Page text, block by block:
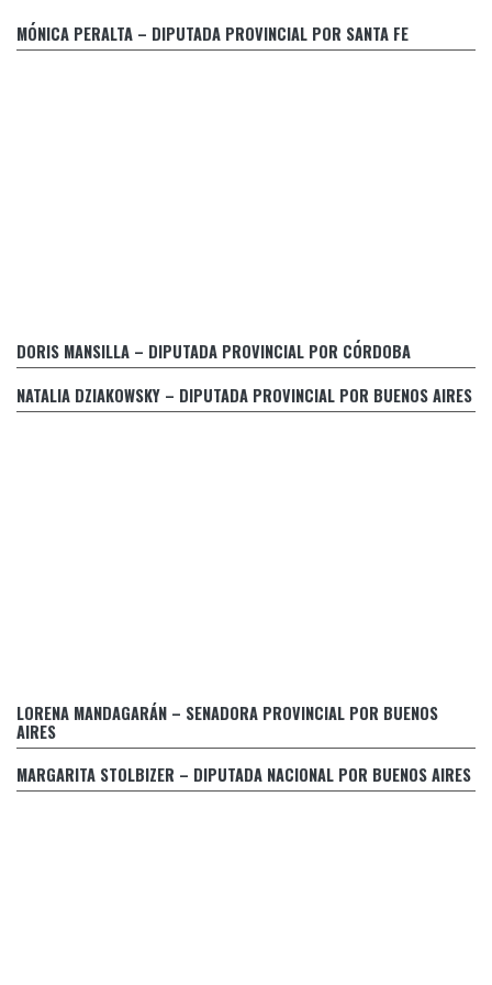
MÓNICA PERALTA – DIPUTADA PROVINCIAL POR SANTA FE
Evaluación de la Justicia Penal
DORIS MANSILLA – DIPUTADA PROVINCIAL POR CÓRDOBA
Declaración Partido GEN frente al juego de apuestas online
NATALIA DZIAKOWSKY – DIPUTADA PROVINCIAL POR BUENOS AIRES
El Gobierno bonaerense pretende desligarse del contralor
de una medida propia a sabiendas de su fracaso
LORENA MANDAGARÁN – SENADORA PROVINCIAL POR BUENOS
AIRES
Retraso en el pago de prestaciones médicas a personas
con discapacidad
MARGARITA STOLBIZER – DIPUTADA NACIONAL POR BUENOS AIRES
PIDEN LA INTERPELACIÓN DE LA SECRETARIA DE ENERGIA
Y EL INTERVENTOR DEL ENRE